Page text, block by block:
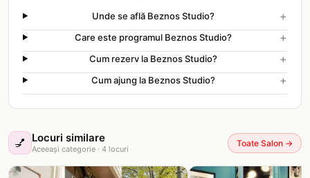
Unde se află Beznos Studio? +
Care este programul Beznos Studio? +
Cum rezerv la Beznos Studio? +
Cum ajung la Beznos Studio? +
💅 Locuri similare
Aceeași categorie · 4 locuri
Toate Salon →